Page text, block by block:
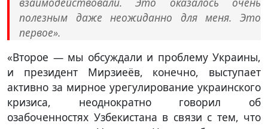
полезным даже неожиданно для меня. Это
первое».
«Второе — мы обсуждали и проблему Украины,
и президент Мирзиеёв, конечно, выступает
активно за мирное урегулирование украинского
кризиса, неоднократно говорил об
озабоченностях Узбекистана в связи с тем, что